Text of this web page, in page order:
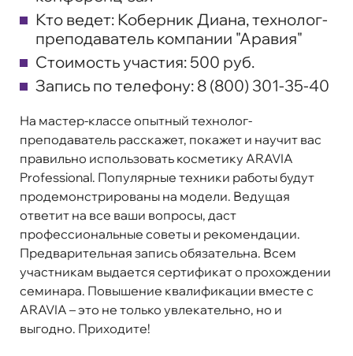
Кто ведет: Коберник Диана, технолог-
преподаватель компании "Аравия"
Стоимость участия: 500 руб.
Запись по телефону: 8 (800) 301-35-40
На мастер-классе опытный технолог-
преподаватель расскажет, покажет и научит вас
правильно использовать косметику ARAVIA
Professional. Популярные техники работы будут
продемонстрированы на модели. Ведущая
ответит на все ваши вопросы, даст
профессиональные советы и рекомендации.
Предварительная запись обязательна. Всем
участникам выдается сертификат о прохождении
семинара. Повышение квалификации вместе с
ARAVIA – это не только увлекательно, но и
выгодно. Приходите!